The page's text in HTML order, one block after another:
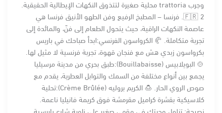
وجرب trattoria محلية صغيرة لتتذوق النكهات الإيطالية الحقيقية.
🇫🇷 2. فرنسا – المطبخ الرفيع وفن الطهو الأنيق فرنسا هي
عاصمة النكهات الراقية، حيث يتحول الطعام إلى فنّ، والمائدة إلى
تجربة متكاملة. 🥐 الكرواسون الفرنسي:ابدأ صباحك في باريس
بكرواسون زبدي هش مع فنجان قهوة، تجربة فرنسية لا مثيل لها.
🍲 البويلابيس (Bouillabaisse):طبق بحري من مدينة مرسيليا
يجمع بين أنواع مختلفة من السمك والتوابل العطرية، يقدم مع
صوص الروي الحار. 🍮 الكريم بروليه (Crème Brûlée):تحلية
كلاسيكية بقشرة كراميل مقرمشة فوق كريمة فانيليا ناعمة.